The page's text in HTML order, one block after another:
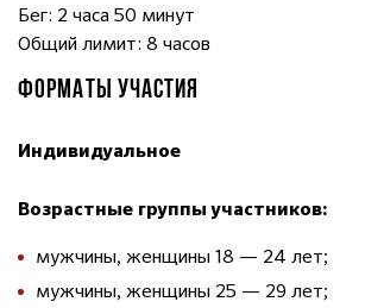
Бег: 2 часа 50 минут
Общий лимит: 8 часов
ФОРМАТЫ УЧАСТИЯ
Индивидуальное
Возрастные группы участников:
мужчины, женщины 18 — 24 лет;
мужчины, женщины 25 — 29 лет;